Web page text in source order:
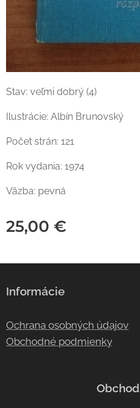
Stav: veľmi dobrý (4)
Ilustrácie: Albín Brunovský
Počet strán: 121
Rok vydania: 1974
Väzba: pevná
25,00 €
Informácie
Ochrana osobných údajov
Obchodné podmienky
Obchod